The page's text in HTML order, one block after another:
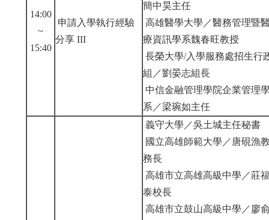
14:00
~
15:40
申請入學執行經驗
分享 III
簡中昊主任
高雄醫學大學／醫務管理暨
療資訊學系魏春旺教授
長榮大學/入學服務處招生行
組／劉晏志組長
中信金融管理學院企業管理
系／梁琬如主任
義守大學／吳土城主任秘書
國立高雄師範大學／唐硯漁
務長
高雄市立高雄高級中學／莊
泰校長
高雄市立鼓山高級中學／廖